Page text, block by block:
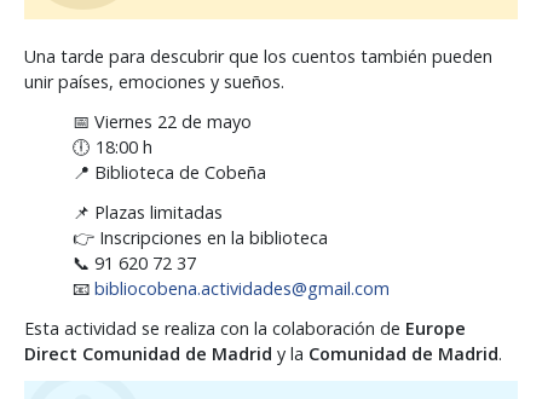
Una tarde para descubrir que los cuentos también pueden
unir países, emociones y sueños.
📅 Viernes 22 de mayo
🕕 18:00 h
📍 Biblioteca de Cobeña
📌 Plazas limitadas
👉 Inscripciones en la biblioteca
📞 91 620 72 37
📧 bibliocobena.actividades@gmail.com
Esta actividad se realiza con la colaboración de Europe
Direct Comunidad de Madrid y la Comunidad de Madrid.